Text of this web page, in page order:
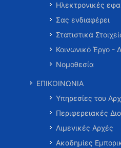
Ηλεκτρονικές
Σας ενδιαφέρει
Στατιστικά
Κοινωνικό Έργο -
Νομοθεσία
ΕΠΙΚΟΙΝΩΝΙΑ
Υπηρεσίες του
Περιφερειακές
Λιμενικές Αρχές
Ακαδημίες